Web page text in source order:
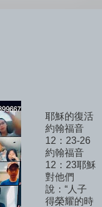
耶穌的復活
約翰福音
12：23-26
約翰福音
12：23耶穌
對他們
說：“人子
得榮耀的時